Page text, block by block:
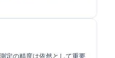
定の精度は依然として重要